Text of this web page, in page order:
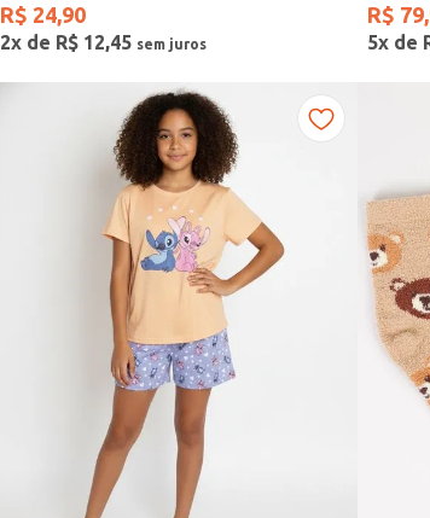
R$ 24,90
2x de R$ 12,45
R$ 79,
5x de